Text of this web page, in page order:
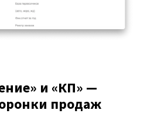
и «КП» —
продаж